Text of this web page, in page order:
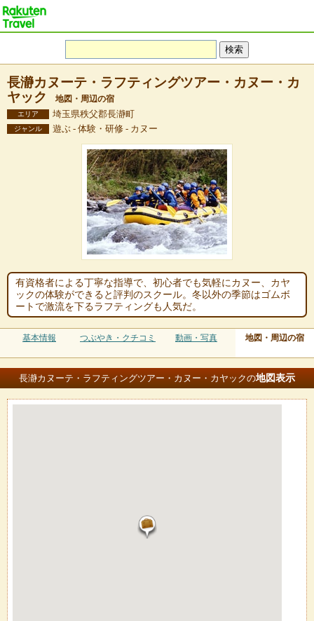
長瀞カヌーテ・ラフティングツアー・カヌー・カ
ヤック
地図・周辺の宿
エリア 埼玉県秩父郡長瀞町
ジャンル 遊ぶ - 体験・研修 - カヌー
有資格者による丁寧な指導で、初心者でも気軽にカヌー、カヤ
ックの体験ができると評判のスクール。冬以外の季節はゴムボ
ートで激流を下るラフティングも人気だ。
基本情報 つぶやき・クチコミ 動画・写真 地図・周辺の宿
長瀞カヌーテ・ラフティングツアー・カヌー・カヤックの地図表示